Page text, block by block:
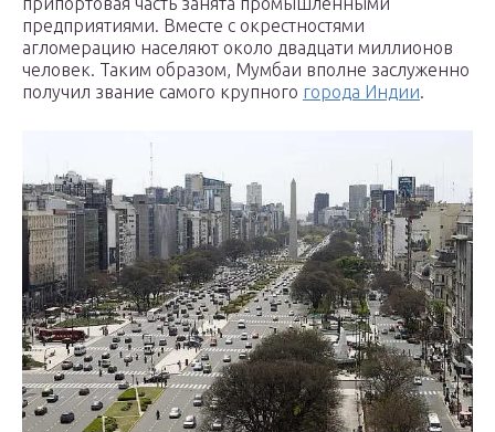
предприятиями. Вместе с окрестностями
агломерацию населяют около двадцати миллионов
человек. Таким образом, Мумбаи вполне заслуженно
получил звание самого крупного города Индии.